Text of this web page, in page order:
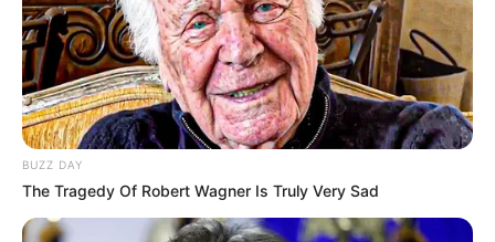
BUZZ DAY
The Tragedy Of Robert Wagner Is Truly Very Sad